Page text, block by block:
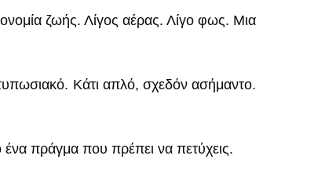
ζωής. Λίγος αέρας. Λίγο φως. Μια
Κάτι απλό, σχεδόν ασήμαντο.
ένα πράγμα που πρέπει να πετύχεις.